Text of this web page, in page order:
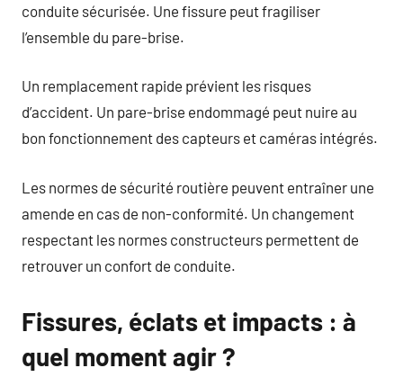
conduite sécurisée. Une fissure peut fragiliser
l’ensemble du pare-brise.
Un remplacement rapide prévient les risques
d’accident. Un pare-brise endommagé peut nuire au
bon fonctionnement des capteurs et caméras intégrés.
Les normes de sécurité routière peuvent entraîner une
amende en cas de non-conformité. Un changement
respectant les normes constructeurs permettent de
retrouver un confort de conduite.
Fissures, éclats et impacts : à
quel moment agir ?